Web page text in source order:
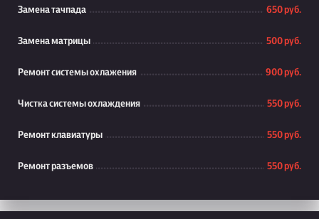
Замена тачпада 650 руб.
Замена матрицы 500 руб.
Ремонт системы охлажения 900 руб.
Чистка системы охлаждения 550 руб.
Ремонт клавиатуры 550 руб.
Ремонт разъемов 550 руб.